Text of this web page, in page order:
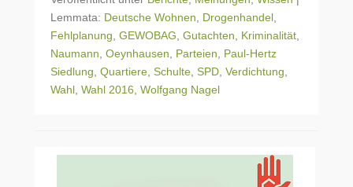
Lemmata: Deutsche Wohnen Drogenhandel
Fehlplanung GEWOBAG Gutachten Kriminalität
Naumann Oeynhausen Parteien
Paul-Hertz
Siedlung Quartiere Schulte SPD Verdichtung
Wahl Wahl 2016 Wolfgang Nagel